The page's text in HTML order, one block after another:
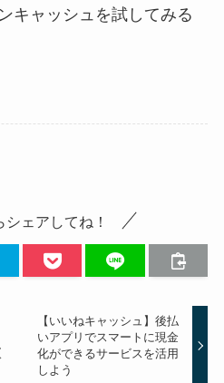
キャッシュを試してみる
シェアしてね！
【いいねキャッシュ】後払
いアプリでスマートに現金
化ができるサービスを活用
しよう